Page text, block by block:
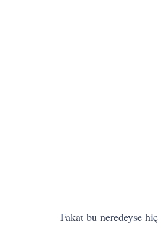
Fakat bu neredeyse